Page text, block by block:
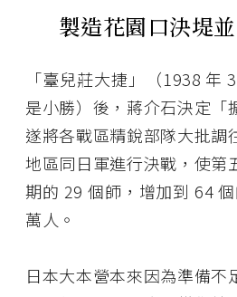
製造花園口決堤
「臺兒莊大捷」（1938 年
是小勝）後，蔣介石決定「
遂將各戰區精銳部隊大批調
地區同日軍進行決戰，使第
期的 29 個師，增加到 64
萬人。
日本大本營本來因為準備不